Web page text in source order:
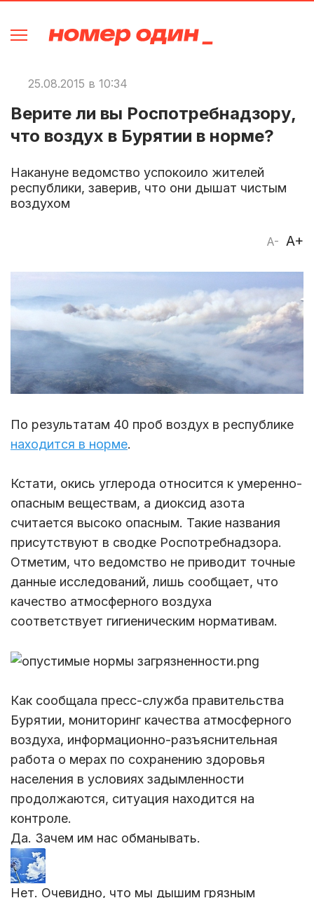
25.08.2015 в 10:34
Верите ли вы Роспотребнадзору,
что воздух в Бурятии в норме?
Накануне ведомство успокоило жителей
республики, заверив, что они дышат чистым
воздухом
A- A+
По результатам 40 проб воздух в республике
находится в норме.
Кстати, окись углерода относится к умеренно-
опасным веществам, а диоксид азота
считается высоко опасным. Такие названия
присутствуют в сводке Роспотребнадзора.
Отметим, что ведомство не приводит точные
данные исследований, лишь сообщает, что
качество атмосферного воздуха
соответствует гигиеническим нормативам.
Как сообщала пресс-служба правительства
Бурятии, мониторинг качества атмосферного
воздуха, информационно-разъяснительная
работа о мерах по сохранению здоровья
населения в условиях задымленности
продолжаются, ситуация находится на
контроле.
Да. Зачем им нас обманывать.
Нет. Очевидно, что мы дышим грязным